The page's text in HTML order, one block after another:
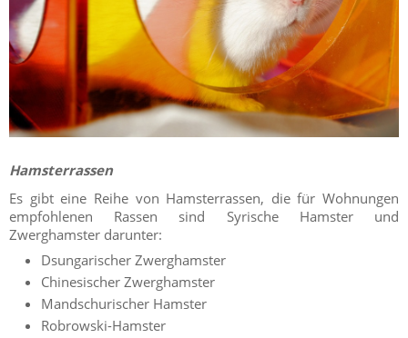
Hamsterrassen
Es gibt eine Reihe von Hamsterrassen, die für Wohnungen
empfohlenen Rassen sind Syrische Hamster und
Zwerghamster darunter:
Dsungarischer Zwerghamster
Chinesischer Zwerghamster
Mandschurischer Hamster
Robrowski-Hamster